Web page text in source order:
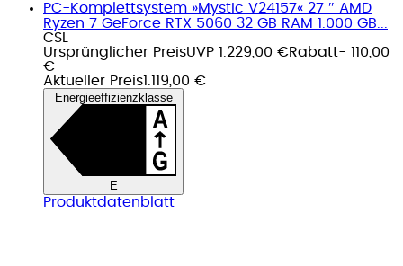
PC-Komplettsystem »Mystic V24157« 27 ″ AMD
Ryzen 7 GeForce RTX 5060 32 GB RAM 1.000 GB...
CSL
Ursprünglicher PreisUVP 1.229,00 €Rabatt- 110,00
€
Aktueller Preis1.119,00 €
Energieeffizienzklasse
E
Produktdatenblatt